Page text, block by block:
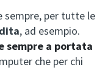
sempre, per tutte le
, ad esempio.
sempre a portata
che per chi